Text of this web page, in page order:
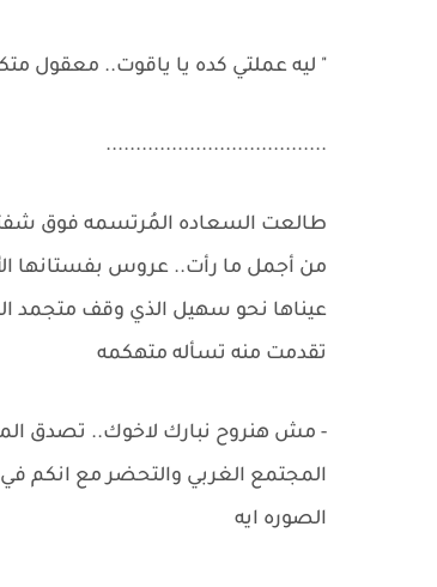
" ليه عملتي كده يا ياقوت.. معقول
.....................................
طالعت السعاده المُرتسمه فوق
من أجمل ما رأت.. عروس بفستانها
عيناها نحو سهيل الذي وقف متجمد
تقدمت منه تسأله متهكمه
- مش هنروح نبارك لاخوك.. تصدق
المجتمع الغربي والتحضر مع انكم
الصوره ايه